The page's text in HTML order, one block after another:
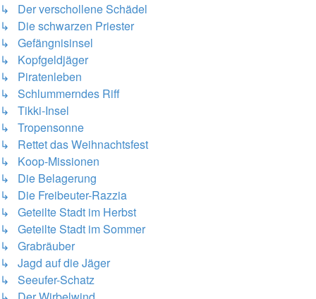
↳ Der verschollene Schädel
↳ Die schwarzen Priester
↳ Gefängnisinsel
↳ Kopfgeldjäger
↳ Piratenleben
↳ Schlummerndes Riff
↳ Tikki-Insel
↳ Tropensonne
↳ Rettet das Weihnachtsfest
↳ Koop-Missionen
↳ Die Belagerung
↳ Die Freibeuter-Razzia
↳ Geteilte Stadt im Herbst
↳ Geteilte Stadt im Sommer
↳ Grabräuber
↳ Jagd auf die Jäger
↳ Seeufer-Schatz